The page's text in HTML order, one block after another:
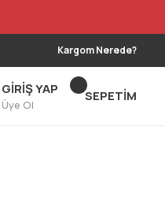
Kargom Nerede?
GİRİŞ YAP
Üye Ol
SEPETİM